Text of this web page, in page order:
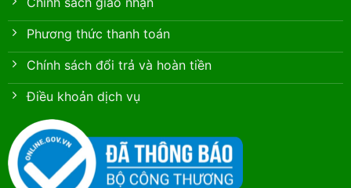
Phương thức thanh toán
Chính sách đổi trả và hoàn tiền
Điều khoản dịch vụ